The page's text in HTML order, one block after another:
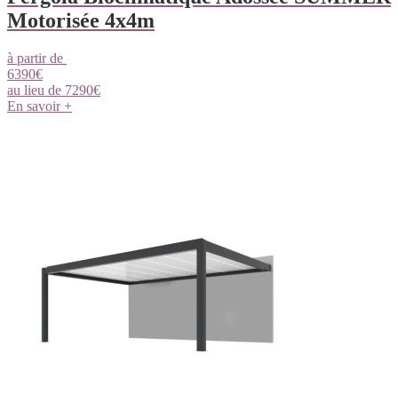
Motorisée 4x4m
à partir de
6390€
au lieu de 7290€
En savoir +